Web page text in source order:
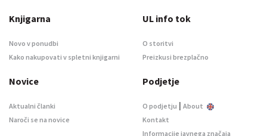
Knjigarna
Novo v ponudbi
Kako nakupovati v spletni knjigarni
UL info tok
O storitvi
Preizkusi brezplačno
Novice
Aktualni članki
Naroči se na novice
Podjetje
O podjetju | About
Kontakt
Informacije javnega značaja